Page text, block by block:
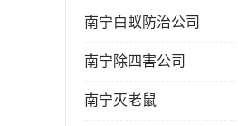
南宁白蚁防治公司
南宁除四害公司
南宁灭老鼠